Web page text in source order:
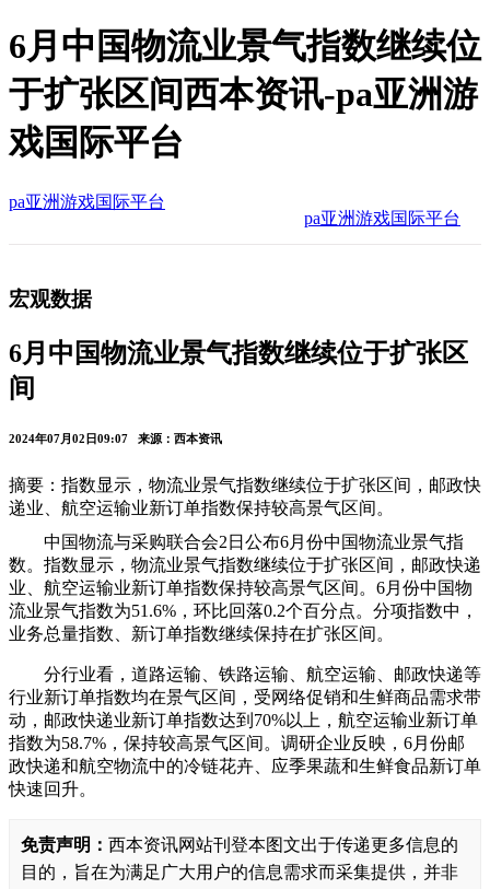
​6月中国物流业景气指数继续位
于扩张区间西本资讯-pa亚洲游
戏国际平台
pa亚洲游戏国际平台
pa亚洲游戏国际平台
宏观数据
​6月中国物流业景气指数继续位于扩张区
间
2024年07月02日09:07 来源：西本资讯
摘要：指数显示，物流业景气指数继续位于扩张区间，邮政快
递业、航空运输业新订单指数保持较高景气区间。
中国物流与采购联合会2日公布6月份中国物流业景气指
数。指数显示，物流业景气指数继续位于扩张区间，邮政快递
业、航空运输业新订单指数保持较高景气区间。6月份中国物
流业景气指数为51.6%，环比回落0.2个百分点。分项指数中，
业务总量指数、新订单指数继续保持在扩张区间。
分行业看，道路运输、铁路运输、航空运输、邮政快递等
行业新订单指数均在景气区间，受网络促销和生鲜商品需求带
动，邮政快递业新订单指数达到70%以上，航空运输业新订单
指数为58.7%，保持较高景气区间。调研企业反映，6月份邮
政快递和航空物流中的冷链花卉、应季果蔬和生鲜食品新订单
快速回升。
免责声明： 西本资讯网站刊登本图文出于传递更多信息的
目的，旨在为满足广大用户的信息需求而采集提供，并非